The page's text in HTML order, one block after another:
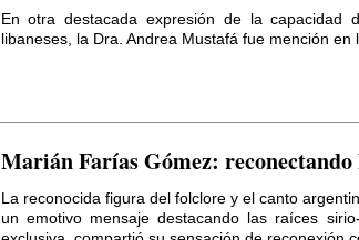
En otra destacada expresión de la capacidad
libaneses, la Dra. Andrea Mustafá fue mención en
Marián Farías Gómez: reconectando
La reconocida figura del folclore y el canto
un emotivo mensaje destacando las raíces